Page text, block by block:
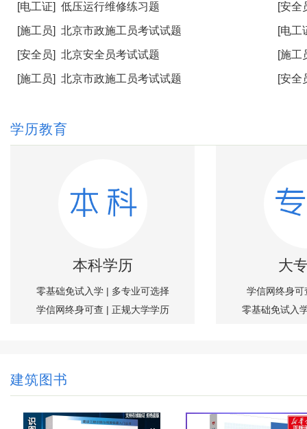
[电工证] 低压运行维修练习题 [安全
[施工员] 北京市政施工员考试试题 [电工
[安全员] 北京安全员考试试题 [施工
[施工员] 北京市政施工员考试试题 [安全
学历教育
本科学历
零基础免试入学 | 多专业可选择
学信网终身可查 | 正规大学学历
大
学信网终身
零基础免试入
建筑图书